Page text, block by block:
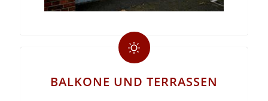
BALKONE UND TERRASSEN